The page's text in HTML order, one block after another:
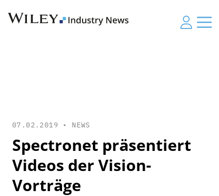
07.02.2019 • NEWS
Spectronet präsentiert
Videos der Vision-
Vorträge